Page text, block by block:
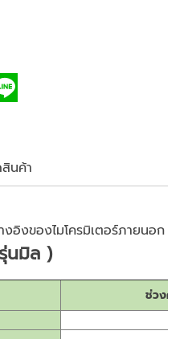
นค้า
อิงของไมโครมิเตอร์ภายนอก
นมิล )
ช่วงควา